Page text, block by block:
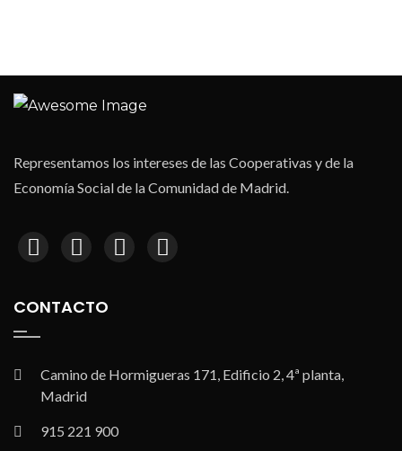
Representamos los intereses de las Cooperativas y de la
Economía Social de la Comunidad de Madrid.
CONTACTO
Camino de Hormigueras 171, Edificio 2, 4ª planta,
Madrid
915 221 900